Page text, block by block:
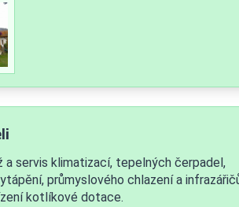
a servis klimatizací, tepelných čerpadel,
průmyslového chlazení a
kotlíkové dotace.